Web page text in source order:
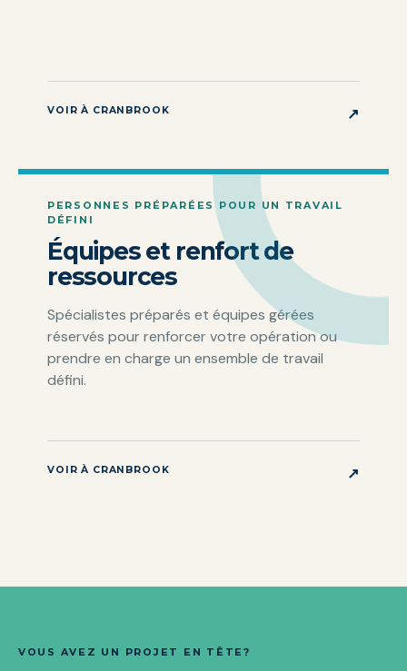
VOIR À CRANBROOK ↗
PERSONNES PRÉPARÉES POUR UN TRAVAIL
DÉFINI
Équipes et renfort de
ressources
Spécialistes préparés et équipes gérées
réservés pour renforcer votre opération ou
prendre en charge un ensemble de travail
défini.
VOIR À CRANBROOK ↗
VOUS AVEZ UN PROJET EN TÊTE?